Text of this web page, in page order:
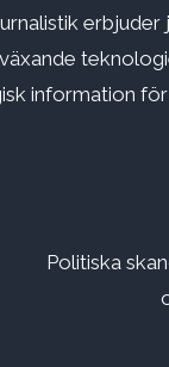
erbjuder
information för
Politiska